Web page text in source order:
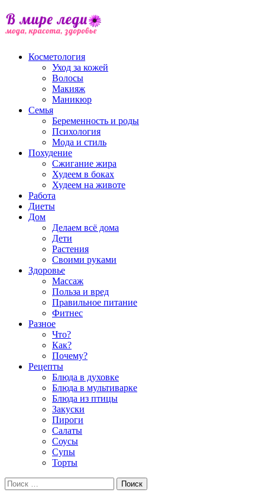
Косметология
Уход за кожей
Волосы
Макияж
Маникюр
Семья
Беременность и роды
Психология
Мода и стиль
Похудение
Сжигание жира
Худеем в боках
Худеем на животе
Работа
Диеты
Дом
Делаем всё дома
Дети
Растения
Своими руками
Здоровье
Массаж
Польза и вред
Правильное питание
Фитнес
Разное
Что?
Как?
Почему?
Рецепты
Блюда в духовке
Блюда в мультиварке
Блюда из птицы
Закуски
Пироги
Салаты
Соусы
Супы
Торты